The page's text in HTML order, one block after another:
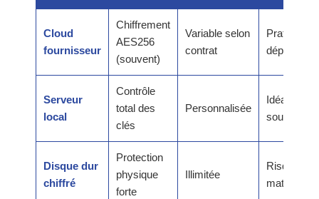
Cloud
fournisseur
Chiffrement
AES256
(souvent)
Variable selon
contrat
Pratique
dépend du
Serveur
local
Contrôle
total des
clés
Personnalisée
Idéal pour
Disque dur
chiffré
Protection
physique
forte
Illimitée
Risque de
matérielle